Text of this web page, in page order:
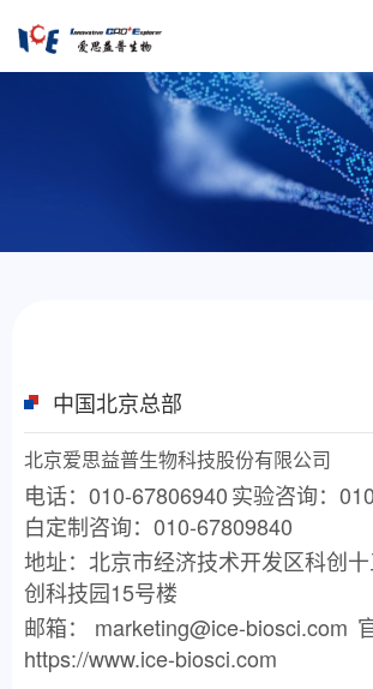
中国北京总部
北京爱思益普生物科技股份有限公司
电话：010-67806940实验咨询：
白定制咨询：010-67809840
地址：北京市经济技术开发区科创
创科技园15号楼
邮箱： marketing@ice-biosci.com
https://www.ice-biosci.com